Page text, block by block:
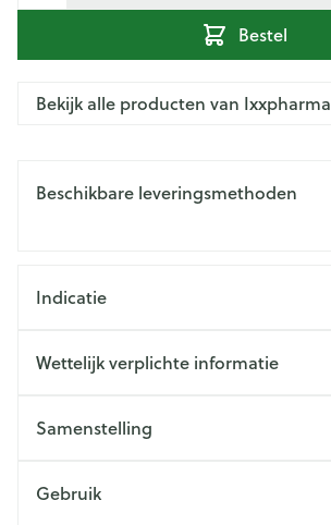
Bestel
Bekijk alle producten van Ixxpharma
Beschikbare leveringsmethoden
Indicatie
Wettelijk verplichte informatie
Samenstelling
Gebruik